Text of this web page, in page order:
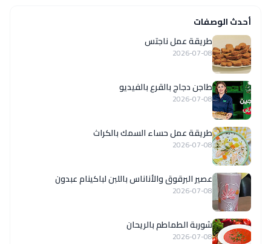
أحدث الوصفات
طريقة عمل ناجتس
2026-07-08
طاجن دجاج بالقرع بالفيديو
2026-07-08
طريقة عمل حساء السمك بالكراث
2026-07-08
عصير البرقوق والأناناس باللبن لباكينام عبدون
2026-07-08
شوربة الطماطم بالريحان
2026-07-08